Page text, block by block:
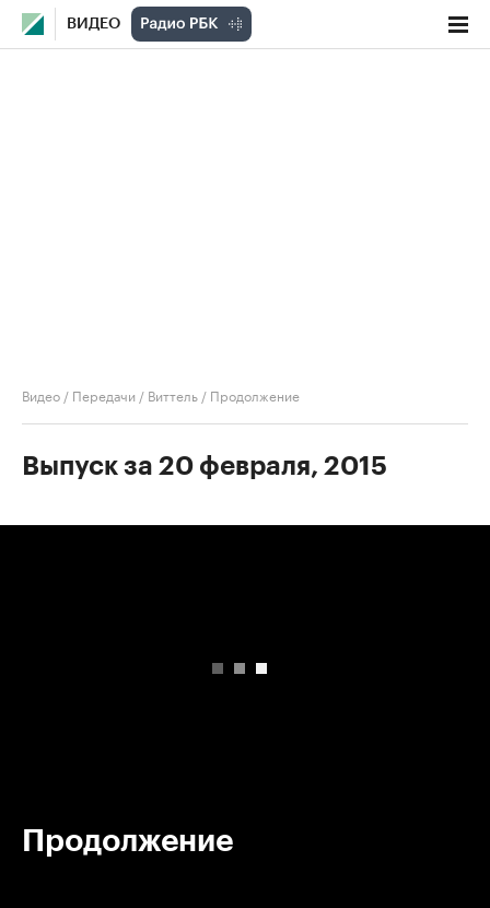
ВИДЕО
Видео / Передачи / Виттель / Продолжение
Выпуск за 20 февраля, 2015
Продолжение